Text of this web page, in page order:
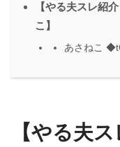
【やる夫スレ紹
こ】
あさねこ
【やる夫